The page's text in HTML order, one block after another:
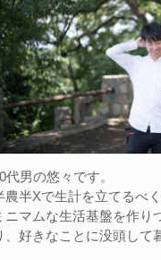
代男の悠々です。
農半Xで生計を立てるべく
ニマムな生活基盤を作り
、好きなことに没頭して